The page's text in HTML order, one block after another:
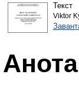
Текст
Viktor